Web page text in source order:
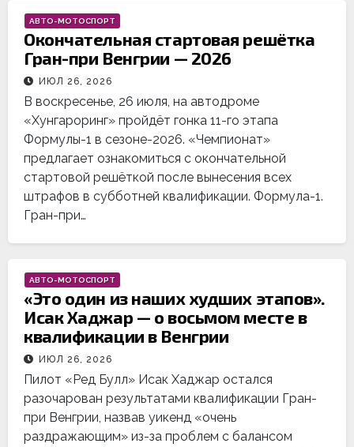
АВТО-МОТОСПОРТ
Окончательная стартовая решётка
Гран-при Венгрии — 2026
ИЮЛ 26, 2026
В воскресенье, 26 июля, на автодроме
«Хунгароринг» пройдёт гонка 11-го этапа
Формулы-1 в сезоне-2026. «Чемпионат»
предлагает ознакомиться с окончательной
стартовой решёткой после вынесения всех
штрафов в субботней квалификации. Формула-1.
Гран-при…
АВТО-МОТОСПОРТ
«Это один из наших худших этапов».
Исак Хаджар — о восьмом месте в
квалификации в Венгрии
ИЮЛ 26, 2026
Пилот «Ред Булл» Исак Хаджар остался
разочарован результатами квалификации Гран-
при Венгрии, назвав уикенд «очень
раздражающим» из-за проблем с балансом